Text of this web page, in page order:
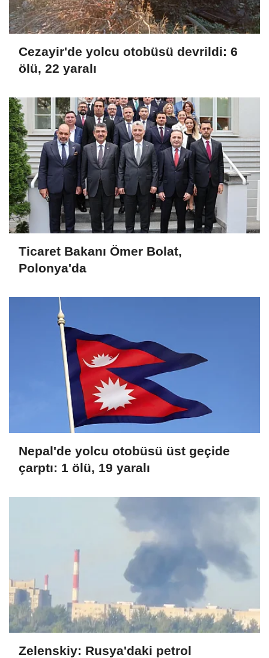
Cezayir'de yolcu otobüsü devrildi: 6
ölü, 22 yaralı
Ticaret Bakanı Ömer Bolat,
Polonya'da
Nepal'de yolcu otobüsü üst geçide
çarptı: 1 ölü, 19 yaralı
Zelenskiy: Rusya'daki petrol